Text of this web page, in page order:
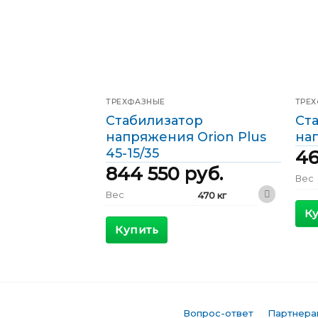
ТРЕХФАЗНЫЕ
Стабилизатор
напряжения Orion Plus
45-15/35
844 550 руб.
Вес 470 кг
Габариты
Купить
Вес
Вопрос-ответ